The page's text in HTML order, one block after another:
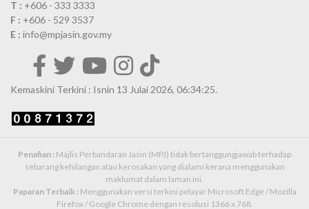
T : +606 - 333 3333
F : +606 - 529 3537
E : info@mpjasin.gov.my
Kemaskini Terkini : Isnin 13 Julai 2026, 06:34:25.
Penafian : Majlis Perbandaran Jasin (MPJ) tidak bertanggungjawab terhadap
sebarang kehilangan atau kerosakan yang dialami kerana menggunakan
maklumat dalam laman ini.
Paparan Terbaik : Menggunakan versi terkini pelayar Microsoft Edge / Mozilla
Firefox / Google Chrome dengan resolusi 1366 x 768.